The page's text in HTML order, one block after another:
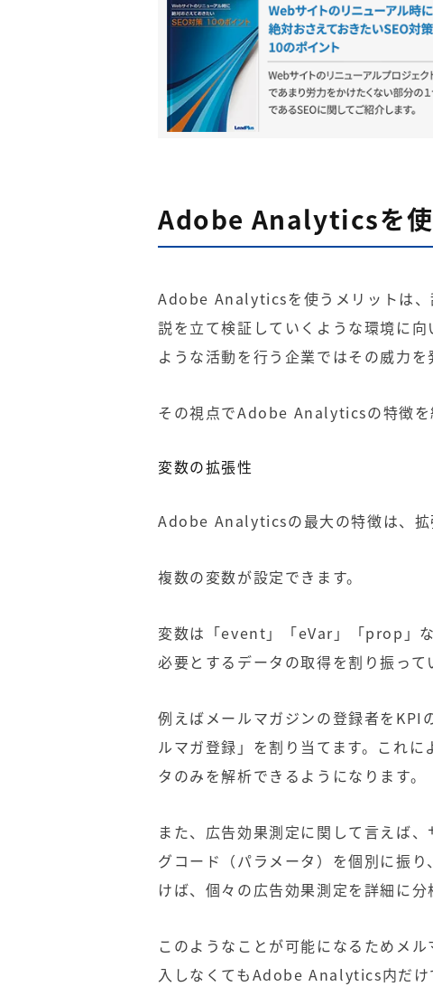
Adobe Analyticsを使
Adobe Analyticsを使うメリットは、
説を立て検証していくような環境に
ような活動を行う企業ではその威力を
その視点でAdobe Analyticsの特徴
変数の拡張性
Adobe Analyticsの最大の特徴は、拡
複数の変数が設定できます。
変数は「event 」「eVar 」「prop 」
必要とするデータの取得を割り振って
例えばメールマガジンの登録者を KPI
ルマガ登録」を割り当てます。これに
タのみを解析できるようになります。
また、広告効果測定に関して言えば
グコード（パラメータ）を個別に振
けば、個々の広告効果測定を詳細に分
このようなことが可能になるためメ
入しなくてもAdobe Analytics内だ